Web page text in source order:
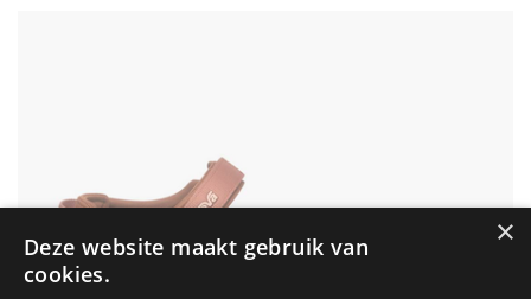
×
Deze website maakt gebruik van
cookies.